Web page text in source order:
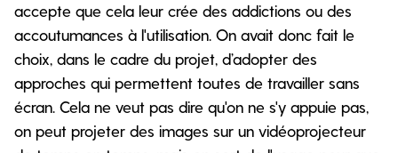
accepte que cela leur crée des addictions ou des
accoutumances à l'utilisation. On avait donc fait le
choix, dans le cadre du projet, d’adopter des
approches qui permettent toutes de travailler sans
écran. Cela ne veut pas dire qu'on ne s'y appuie pas,
on peut projeter des images sur un vidéoprojecteur